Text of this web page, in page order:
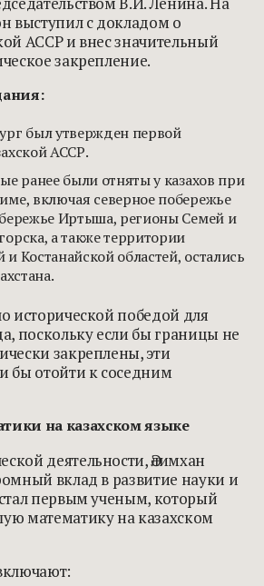
выступил с докладом о
АССР и внес значительный
закрепление.
был утвержден первой
АССР.
ранее были отняты у казахов при
включая северное побережье
Иртыша, регионы Семей и
а также территории
Костанайской областей, остались
исторической победой для
поскольку если бы границы не
закреплены, эти
бы отойти к соседним
на казахском языке
деятельности, Әлимхан
вклад в развитие науки и
первым ученым, который
математику на казахском